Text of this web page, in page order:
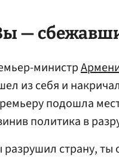
—
министр
из себя и
подошла
политика в
разрушил страну,